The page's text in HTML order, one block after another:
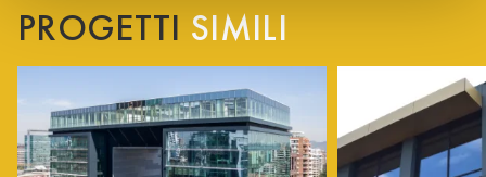
PROGETTI SIMILI